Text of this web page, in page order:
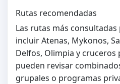
Rutas recomendadas
Las rutas más
incluir Atenas, Mykonos,
Delfos, Olimpia y cruceros
pueden revisar
grupales o programas